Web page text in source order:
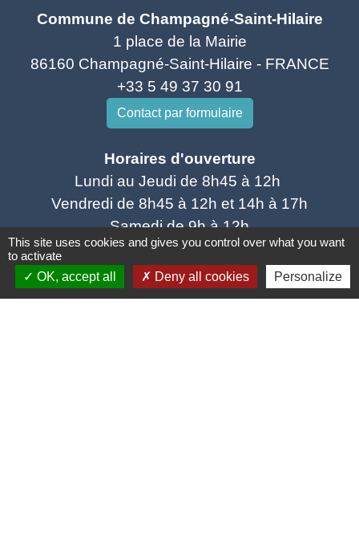
Commune de Champagné-Saint-Hilaire
1 place de la Mairie
86160 Champagné-Saint-Hilaire - FRANCE
+33 5 49 37 30 91
Contact par formulaire
Horaires d'ouverture
Lundi au Jeudi de 8h45 à 12h
Vendredi de 8h45 à 12h et 14h à 17h
Samedi de 9h à 12h
This site uses cookies and gives you control over what you want
to activate
OK, accept all
Deny all cookies Personalize